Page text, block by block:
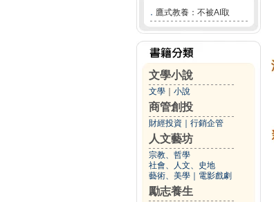
． 鷹式教養：不被AI取
文學小說
文學 小說
商管創投
財經投資 行銷企管
人文藝坊
宗教、哲學
社會、人文、史地
藝術、美學
電影戲劇
勵志養生